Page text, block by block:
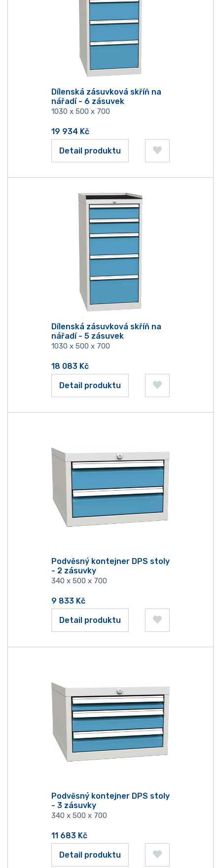
Dílenská zásuvková skříň na
nářadí - 6 zásuvek
1030 x 500 x 700
19 934 Kč
Detail produktu
Dílenská zásuvková skříň na
nářadí - 5 zásuvek
1030 x 500 x 700
18 083 Kč
Detail produktu
Podvěsný kontejner DPS stoly
- 2 zásuvky
340 x 500 x 700
9 833 Kč
Detail produktu
Podvěsný kontejner DPS stoly
- 3 zásuvky
340 x 500 x 700
11 683 Kč
Detail produktu